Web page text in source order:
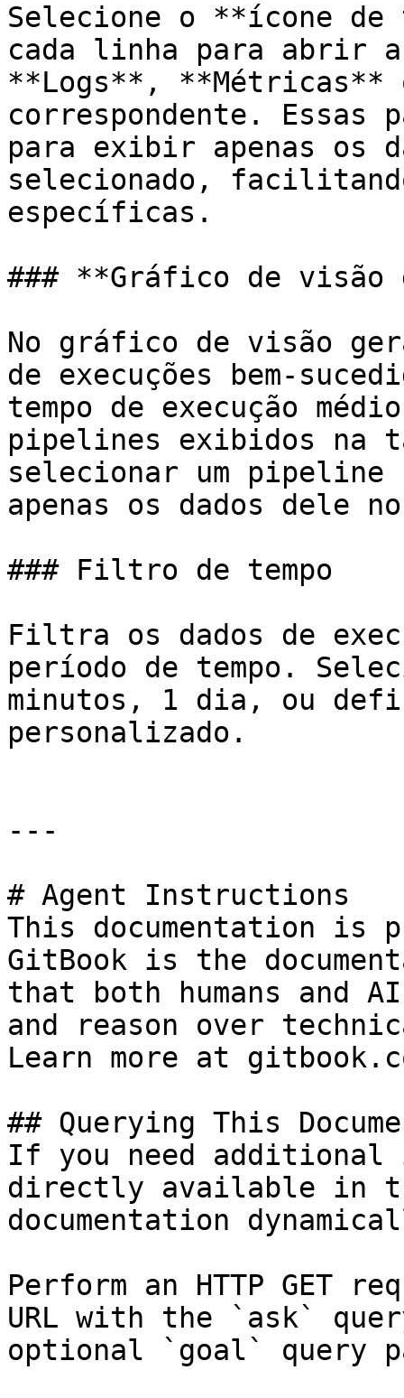
Selecione o **ícone
cada linha para abrir
**Logs**,
correspondente.
para exibir apenas os
selecionado,
específicas.
### **Gráfico de visão
No gráfico de visão
de execuções bem-
tempo de execução
pipelines exibidos na
selecionar um
apenas os dados dele
### Filtro de tempo
Filtra os dados de
período de tempo.
minutos, 1 dia, ou
personalizado.
---
# Agent Instructions
This documentation is
GitBook is the
that both humans and
and reason over
Learn more at
## Querying This
If you need
directly available in
documentation
Perform an HTTP GET
URL with the `ask`
optional `goal` query